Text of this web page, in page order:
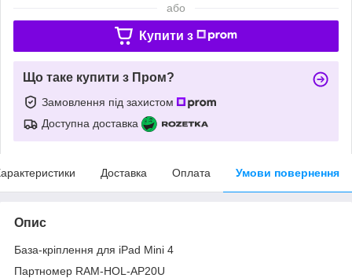
або
Купити з
Що таке купити з Пром?
Замовлення під захистом
Доступна доставка
Доставка Оплата Умови повернення
Опис
База-кріплення для iPad Mini 4
Партномер RAM-HOL-AP20U